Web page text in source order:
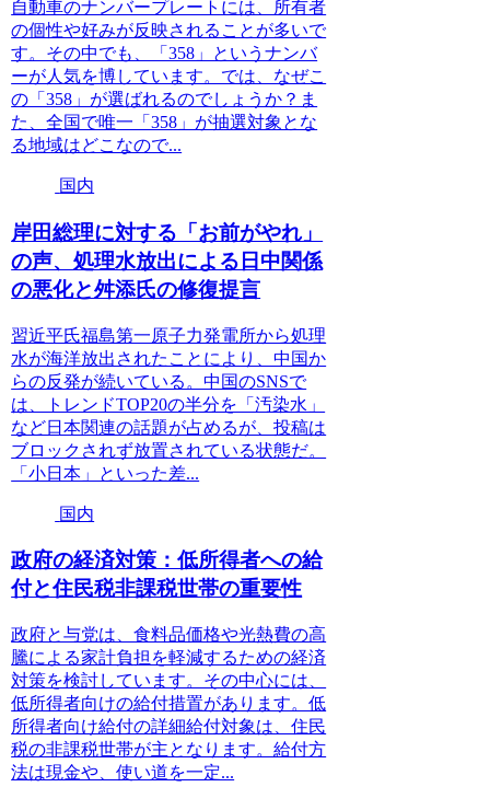
自動車のナンバープレートには、所有者
の個性や好みが反映されることが多いで
す。その中でも、「358」というナンバ
ーが人気を博しています。では、なぜこ
の「358」が選ばれるのでしょうか？ま
た、全国で唯一「358」が抽選対象とな
る地域はどこなので...
国内
岸田総理に対する「お前がやれ」
の声、処理水放出による日中関係
の悪化と舛添氏の修復提言
習近平氏福島第一原子力発電所から処理
水が海洋放出されたことにより、中国か
らの反発が続いている。中国のSNSで
は、トレンドTOP20の半分を「汚染水」
など日本関連の話題が占めるが、投稿は
ブロックされず放置されている状態だ。
「小日本」といった差...
国内
政府の経済対策：低所得者への給
付と住民税非課税世帯の重要性
政府と与党は、食料品価格や光熱費の高
騰による家計負担を軽減するための経済
対策を検討しています。その中心には、
低所得者向けの給付措置があります。低
所得者向け給付の詳細給付対象は、住民
税の非課税世帯が主となります。給付方
法は現金や、使い道を一定...